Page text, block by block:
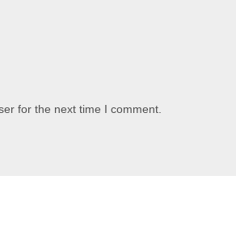
for the next time I comment.